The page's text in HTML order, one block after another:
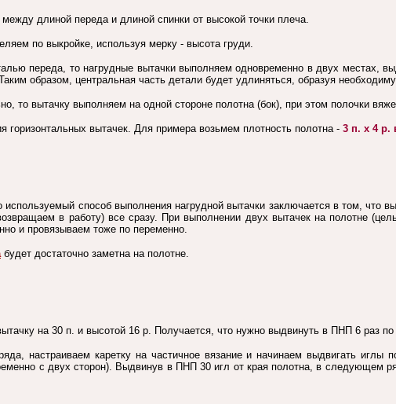
между длиной переда и длиной спинки от высокой точки плеча.
по выкройке, используя мерку - высота груди.
переда, то нагрудные вытачки выполняем одновременно в двух местах,
образом, центральная часть детали будет удлиняться, образуя
то вытачку выполняем на одной стороне полотна (бок), при этом полочки
горизонтальных вытачек. Для примера возьмем плотность полотна -3 п. х 4 р.
используемый способ выполнения нагрудной вытачки заключается в том, что
в работу) все сразу. При выполнении двух вытачек на полотне
и провязываем тоже по переменно.
будет достаточно заметна на полотне.
на 30 п. и высотой 16 р. Получается, что нужно выдвинуть в ПНП 6 раз
настраиваем каретку на частичное вязание и начинаем выдвигать иглы
с двух сторон). Выдвинув в ПНП 30 игл от края полотна, в следующем